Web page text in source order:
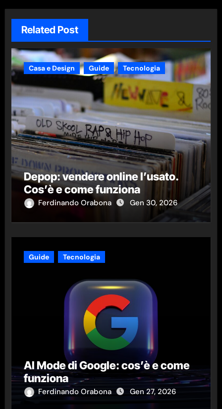
Related Post
Casa e Design Guide Tecnologia
Depop: vendere online l’usato.
Cos’è e come funziona
Ferdinando Orabona Gen 30, 2026
Guide Tecnologia
AI Mode di Google: cos’è e come
funziona
Ferdinando Orabona Gen 27, 2026